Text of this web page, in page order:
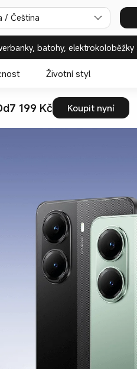
/ Čeština
batohy, elektrokoloběžky
Životní styl
199 Kč Koupit nyní